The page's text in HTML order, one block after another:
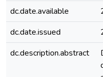
dc.date.available
dc.date.issued
dc.description.abstract